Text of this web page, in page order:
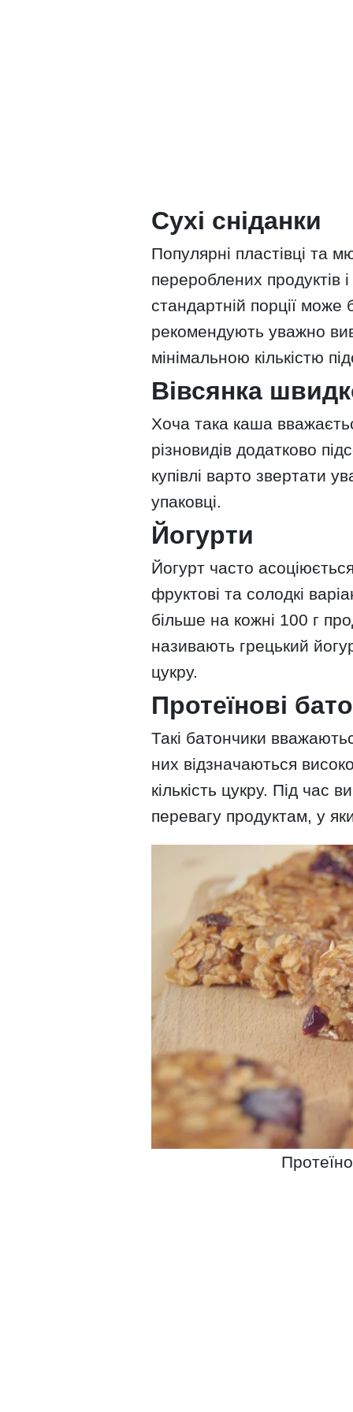
Сухі сніданки
Популярні пластівці та
перероблених продуктів
стандартній порції може
рекомендують уважно
мінімальною кількістю
Вівсянка
Хоча така каша
різновидів додатково
купівлі варто звертати
упаковці.
Йогурти
Йогурт часто
фруктові та солодкі
більше на кожні 100 г
називають грецький
цукру.
Протеїнові
Такі батончики
них відзначаються
кількість цукру. Під час
перевагу продуктам, у